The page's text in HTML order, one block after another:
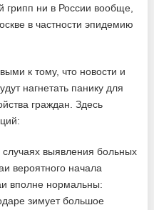
грипп ни в России вообще,
в частности эпидемию
к тому, что новости и
нагнетать панику для
граждан. Здесь
выявления больных
вероятного начала
вполне нормальны:
зимует большое